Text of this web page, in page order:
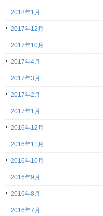
2018年1月
2017年12月
2017年10月
2017年4月
2017年3月
2017年2月
2017年1月
2016年12月
2016年11月
2016年10月
2016年9月
2016年8月
2016年7月